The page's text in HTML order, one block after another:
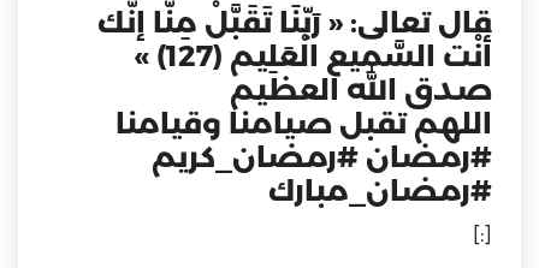
قال تعالى: « رَبّنَا تَقَبَّلْ مِنَّا إنَّك
أَنْت السَّمِيع الْعَلِيم (127) »
صدق الله العظيم
اللهم تقبل صيامنا وقيامنا
#رمضان #رمضان_كريم
#رمضان_مبارك
[:]